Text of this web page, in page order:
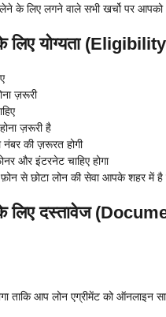
के लिए लगने वाले सभी खर्चो पर आपको
लिए योग्यता
ज़रूरी
ज़रूरी है
की ज़रूरत होगी
और इंटरनेट चाहिए होगा
से छोटा लोन की सेवा आपके शहर में है
लिए दस्तावेज
ताकि आप लोन एग्रीमेंट को ऑनलाइन